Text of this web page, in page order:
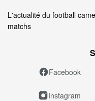
L'actualité du football
matchs
Facebook
Instagram